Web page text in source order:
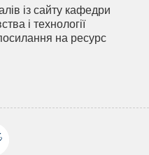
із сайту кафедри
і технології
на ресурс